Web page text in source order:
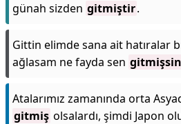
günah sizden gitmiştir.
Gittin elimde sana ait hatıralar
ağlasam ne fayda sen gitmişsin
Atalarımız zamanında orta
gitmiş olsalardı, şimdi Japon